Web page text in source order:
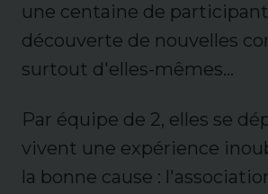
une centaine de
découverte de nouvelles
surtout d'elles-mêmes...
Par équipe de 2, elles se
vivent une expérience
la bonne cause :